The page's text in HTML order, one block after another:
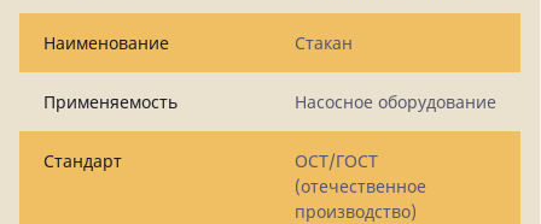
Наименование Стакан
Применяемость Насосное оборудование
Стандарт
ОСТ/ГОСТ
(отечественное
производство)